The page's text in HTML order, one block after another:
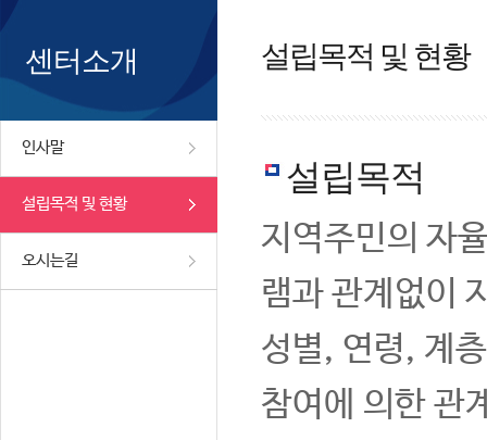
센터소개
인사말
설립목적 및 현황
오시는길
설립목적 및 현황
설립목적
지역주민의 자
램과 관계없이
성별, 연령, 계
참여에 의한 관